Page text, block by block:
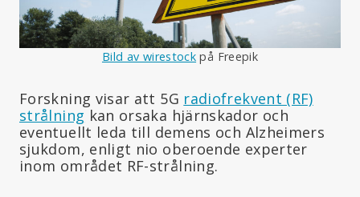
Bild av wirestock på Freepik
Forskning visar att 5G radiofrekvent (RF)
strålning kan orsaka hjärnskador och
eventuellt leda till demens och Alzheimers
sjukdom, enligt nio oberoende experter
inom området RF-strålning.